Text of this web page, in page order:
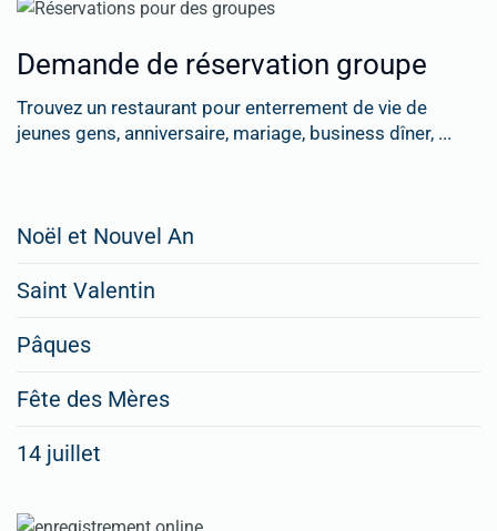
Demande de réservation groupe
Trouvez un restaurant pour enterrement de vie de
jeunes gens, anniversaire, mariage, business dîner, ...
Noël et Nouvel An
Saint Valentin
Pâques
Fête des Mères
14 juillet